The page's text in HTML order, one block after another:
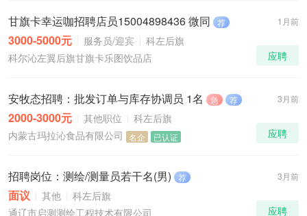
1月前
甘旗卡幸运咖招聘店员15004898436 微同 荐
3000-5000元 服务员/迎宾
科左后旗
科尔沁左翼后旗甘旗卡乐图饮品店
应聘
3月前
安牧态招聘：批发订单与库存协调员 1名 急 荐
2000-3000元 其他职位
科左后旗
内蒙古玛拉沁食品有限公司 名企 已认证 应聘
3月前
招聘岗位：测绘/测量员若干名(男) 荐
面议 其他
科左后旗
通辽市启测测绘工程技术有限公司
应聘